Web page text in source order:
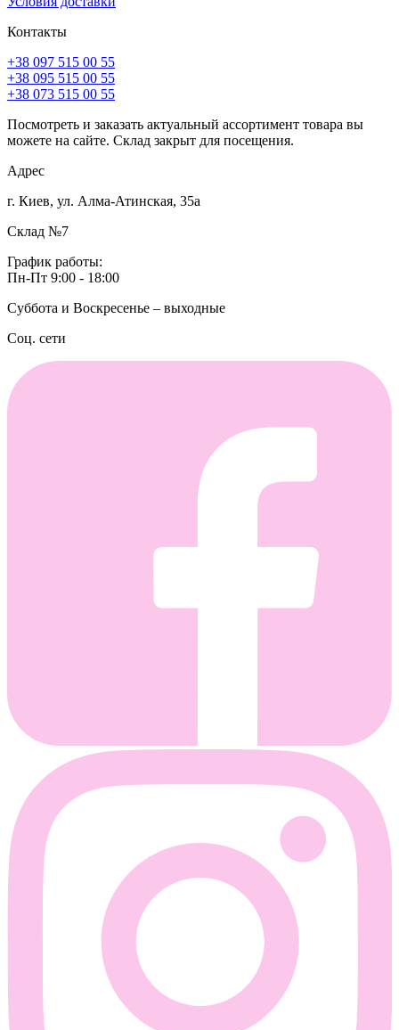
Контакты
+38 097 515 00 55
+38 095 515 00 55
+38 073 515 00 55
Посмотреть и заказать актуальный ассортимент товара вы
можете на сайте. Склад закрыт для посещения.
Адрес
г. Киев, ул. Алма-Атинская, 35а
Склад №7
График работы:
Пн-Пт 9:00 - 18:00
Суббота и Воскресенье – выходные
Соц. сети